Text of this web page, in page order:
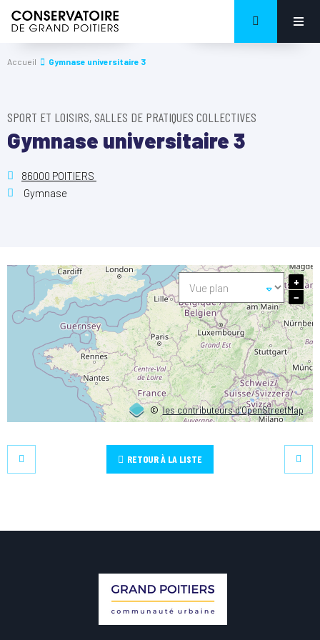
Accueil Gymnase universitaire 3
SPORT ET LOISIRS, SALLES DE PRATIQUES COLLECTIVES
Gymnase universitaire 3
86000 POITIERS
Gymnase
©les contributeurs d’OpenStreetMap
+
−
RETOUR À LA LISTE